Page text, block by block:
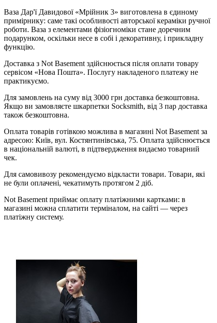
Ваза Дар'ї Давидової «Мрійник 3» виготовлена в єдиному
примірнику: саме такі особливості авторської кераміки ручної
роботи. Ваза з елементами фізіогноміки стане доречним
подарунком, оскільки несе в собі і декоративну, і прикладну
функцію.
Доставка з Not Basement здійснюється після оплати товару
сервісом «Нова Пошта». Послугу накладеного платежу не
практикуємо.
Для замовлень на суму від 3000 грн доставка безкоштовна.
Якщо ви замовляєте шкарпетки Socksmith, від 3 пар доставка
також безкоштовна.
Оплата товарів готівкою можлива в магазині Not Basement за
адресою: Київ, вул. Костянтинівська, 75. Оплата здійснюється
в національній валюті, в підтвердження видаємо товарний
чек.
Для самовивозу рекомендуємо відкласти товари. Товари, які
не були оплачені, чекатимуть протягом 2 діб.
Not Basement приймає оплату платіжними картками: в
магазині можна сплатити терміналом, на сайті — через
платіжну систему.